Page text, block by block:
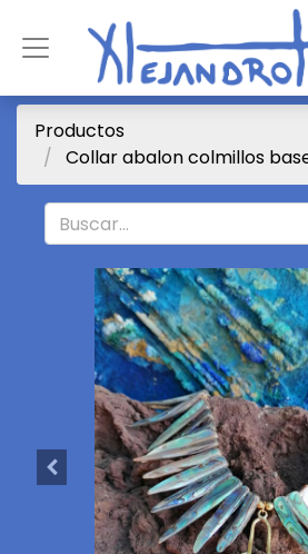
Productos
Collar abalon colmillos